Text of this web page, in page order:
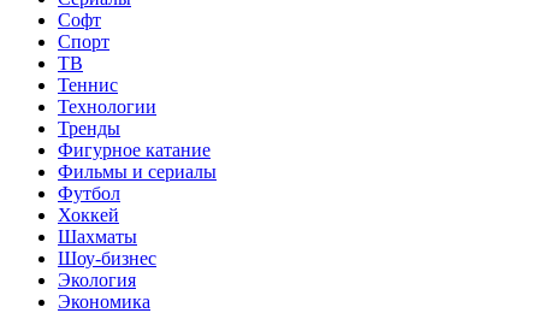
Софт
Спорт
ТВ
Теннис
Технологии
Тренды
Фигурное катание
Фильмы и сериалы
Футбол
Хоккей
Шахматы
Шоу-бизнес
Экология
Экономика